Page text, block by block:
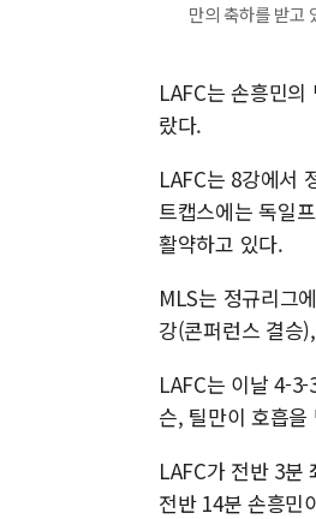
만의 축하를 받
LAFC는 손흥민
랐다.
LAFC는 8강에서
트캡스에는 독일
활약하고 있다.
MLS는 정규리그
강(콘퍼런스 결승
LAFC는 이날 4-
슨, 틸만이 호흡
LAFC가 전반 3분
전반 14분 손흥민